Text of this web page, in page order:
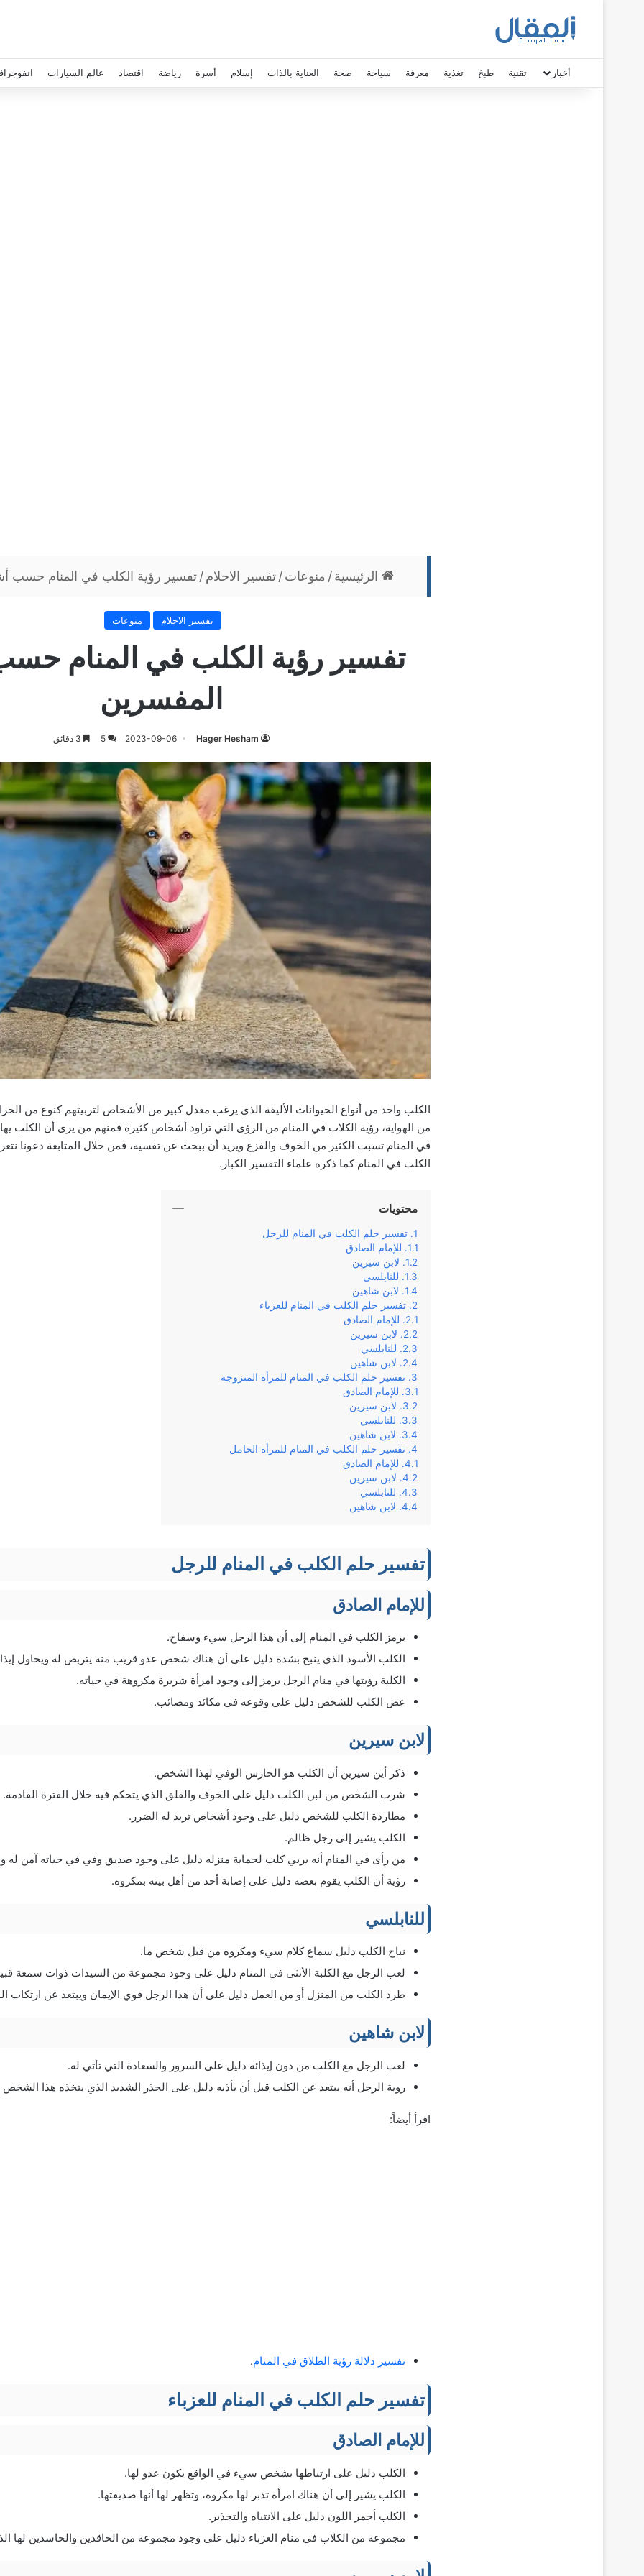
أخبار تقنية طبخ تغذية معرفة سياحة صحة العناية بالذات إسلام أسرة رياضة اقتصاد عالم السيارات
الرئيسية/ منوعات/تفسير الاحلام/تفسير رؤية الكلب في المنام حسب
تفسير الاحلام منوعات
تفسير رؤية الكلب في المنام
المفسرين
Hager Hesham
2023-09-06
5
الكلب واحد من أنواع الحيوانات الأليفة الذي يرغب معدل كبير من الأشخاص لتربيتهم كنوع من
من الهواية، رؤية الكلاب في المنام من الرؤى التي تراود أشخاص كثيرة فمنهم من يرى أن الكلب
في المنام تسبب الكثير من الخوف والفزع ويريد أن ببحث عن تفسيه، فمن خلال المتابعة دعونا
الكلب في المنام كما ذكره علماء التفسير الكبار.
محتويات
تفسير حلم الكلب في المنام للرجل
للإمام الصادق
لابن سيرين
للنابلسي
لابن شاهين
تفسير حلم الكلب في المنام للعزباء
للإمام الصادق
لابن سيرين
للنابلسي
لابن شاهين
تفسير حلم الكلب في المنام للمرأة المتزوجة
للإمام الصادق
لابن سيرين
للنابلسي
لابن شاهين
تفسير حلم الكلب في المنام للمرأة الحامل
للإمام الصادق
لابن سيرين
للنابلسي
لابن شاهين
تفسير حلم الكلب في المنام للرجل
للإمام الصادق
يرمز الكلب في المنام إلى أن هذا الرجل سيء وسفاح.
الكلب الأسود الذي ينبح بشدة دليل على أن هناك شخص عدو قريب منه يتربص له ويحاول
الكلبة رؤيتها في منام الرجل يرمز إلى وجود امرأة شريرة مكروهة في حياته.
عض الكلب للشخص دليل على وقوعه في مكائد ومصائب.
لابن سيرين
ذكر أين سيرين أن الكلب هو الحارس الوفي لهذا الشخص.
شرب الشخص من لبن الكلب دليل على الخوف والقلق الذي يتحكم فيه خلال الفترة القادمة.
مطاردة الكلب للشخص دليل على وجود أشخاص تريد له الضرر.
الكلب يشير إلى رجل ظالم.
من رأى في المنام أنه يربي كلب لحماية منزله دليل على وجود صديق وفي في حياته آمن له
رؤية أن الكلب يقوم بعضه دليل على إصابة أحد من أهل بيته بمكروه.
للنابلسي
نباح الكلب دليل سماع كلام سيء ومكروه من قبل شخص ما.
لعب الرجل مع الكلبة الأنثى في المنام دليل على وجود مجموعة من السيدات ذوات سمعة
طرد الكلب من المنزل أو من العمل دليل على أن هذا الرجل قوي الإيمان ويبتعد عن ارتكاب
لابن شاهين
لعب الرجل مع الكلب من دون إيذائه دليل على السرور والسعادة التي تأتي له.
روية الرجل أنه يبتعد عن الكلب قبل أن يأذيه دليل على الحذر الشديد الذي يتخذه هذا
اقرأ أيضاً:
تفسير دلالة رؤية الطلاق في المنام.
تفسير حلم الكلب في المنام للعزباء
للإمام الصادق
الكلب دليل على ارتباطها بشخص سيء في الواقع يكون عدو لها.
الكلب يشير إلى أن هناك امرأة تدبر لها مكروه، وتظهر لها أنها صديقتها.
الكلب أحمر اللون دليل على الانتباه والتحذير.
مجموعة من الكلاب في منام العزباء دليل على وجود مجموعة من الحاقدين والحاسدين لها